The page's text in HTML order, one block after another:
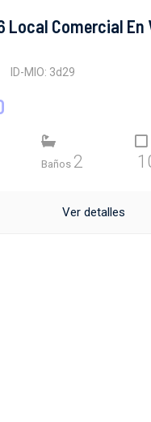
Local Comercial En
ID-MIO: 3d29
Baños 2
Ver detalles